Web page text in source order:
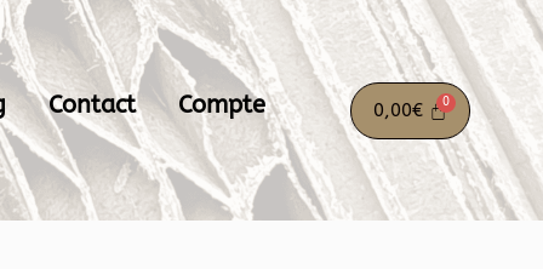
Contact Compte 0,00€